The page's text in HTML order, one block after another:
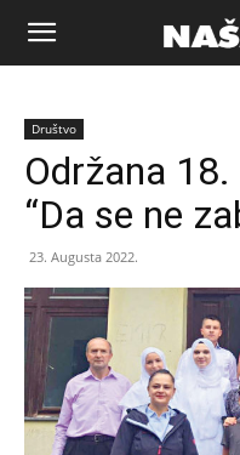
Naša
riječ
Društvo
Održana
“Da se ne
23. Augusta 2022.